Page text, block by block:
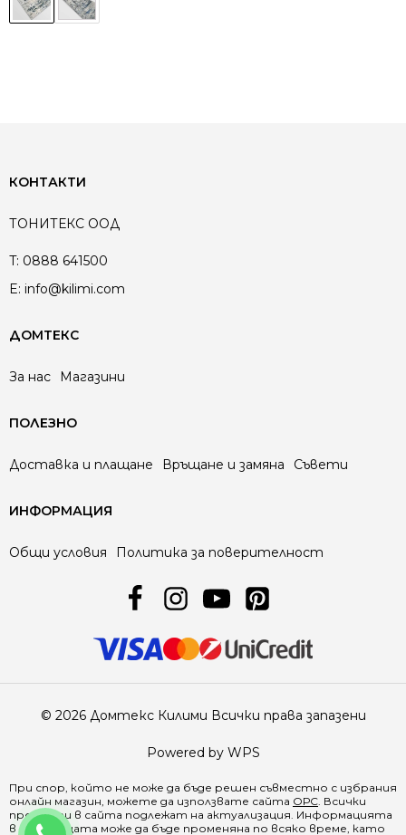
0888 641500
КОНТАКТИ
ТОНИТЕКС ООД
T: 0888 641500
E: info@kilimi.com
ДОМТЕКС
За нас Магазини
ПОЛЕЗНО
Доставка и плащане Връщане и замяна Съвети
ИНФОРМАЦИЯ
Общи условия Политика за поверителност
© 2026 Домтекс Килими Всички права запазени
Powered by WPS
При спор, който не може да бъде решен съвместно с избрания
онлайн магазин, можете да използвате сайта ОРС . Всички
продукти в сайта подлежат на актуализация. Информацията
в страницата може да бъде променяна по всяко време, като